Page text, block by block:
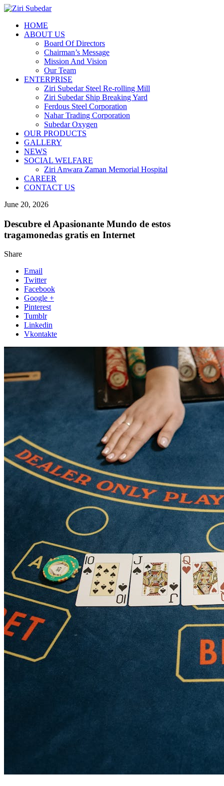
HOME
ABOUT US
Board Of Directors
Chairman’s Message
Mission And Vision
Our Team
ENTERPRISE
Ziri Subedar Steel Re-rolling Mill
Ziri Subedar Ship Breaking Yard
Ferdous Steel Corporation
Nahar Trading Corporation
Subedar Oxygen
OUR PRODUCTS
GALLERY
NEWS
SOCIAL WELFARE
Ziri Anwara Zaman Memorial Hospital
CAREER
CONTACT US
June 20, 2026
Descubre el Apasionante Mundo de estos
tragamonedas gratis en Internet
Share
Email
Twitter
Facebook
Google +
Pinterest
Tumblr
Linkedin
Vkontakte